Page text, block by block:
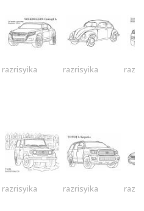
razrisyika razrisyika
razrisyika razrisyika